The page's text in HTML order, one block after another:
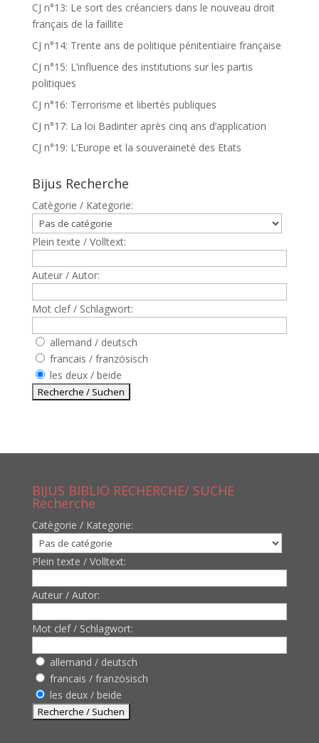
CJ n°13: Le sort des créanciers dans le nouveau droit
français de la faillite
CJ n°14: Trente ans de politique pénitentiaire française
CJ n°15: L’influence des institutions sur les partis
politiques
CJ n°16: Terrorisme et libertés publiques
CJ n°17: La loi Badinter après cinq ans d’application
CJ n°19: L’Europe et la souveraineté des Etats
Bijus Recherche
Catègorie / Kategorie:
Plein texte / Volltext:
Auteur / Autor:
Mot clef / Schlagwort:
allemand / deutsch
francais / französisch
les deux / beide
BIJUS BIBLIO RECHERCHE/ SUCHE
Recherche
Catègorie / Kategorie:
Plein texte / Volltext:
Auteur / Autor:
Mot clef / Schlagwort:
allemand / deutsch
francais / französisch
les deux / beide